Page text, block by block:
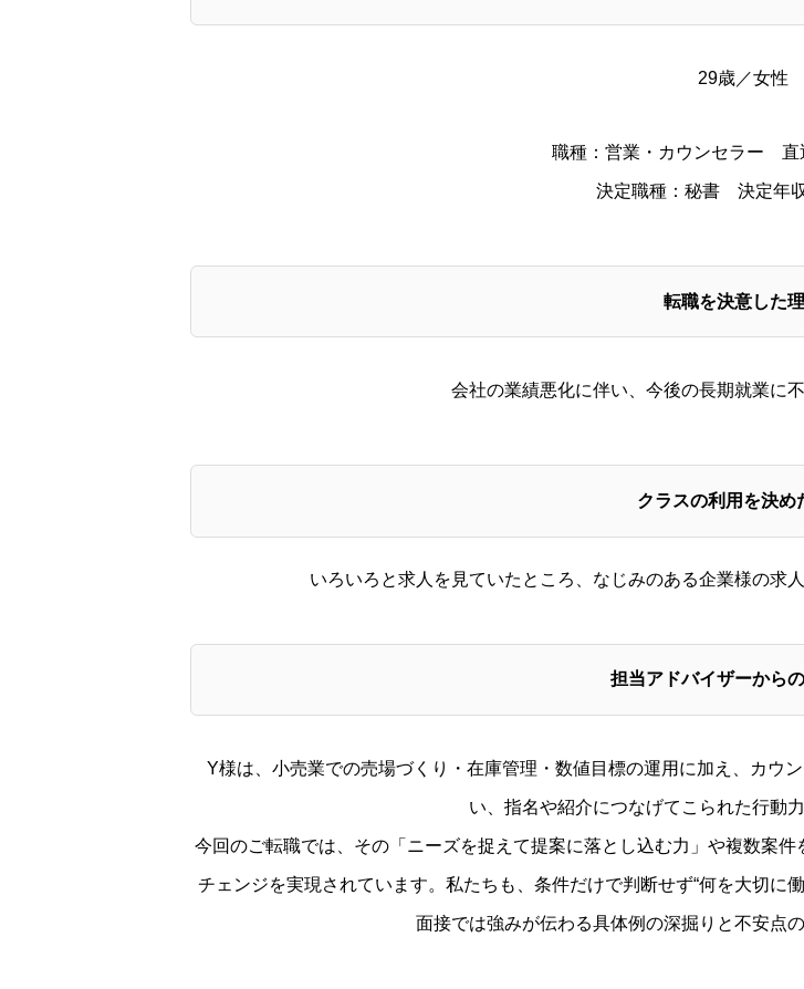
29歳／女性
職種：営業・カウンセラー 直
決定職種：秘書 決定年
転職を決意した
会社の業績悪化に伴い、今後の長期就業に
クラスの利用を決め
いろいろと求人を見ていたところ、なじみのある企業様の求
担当アドバイザーから
Y様は、小売業での売場づくり・在庫管理・数値目標の運用に加え、カウ
い、指名や紹介につなげてこられた行動
今回のご転職では、その「ニーズを捉えて提案に落とし込む力」や複数案
チェンジを実現されています。私たちも、条件だけで判断せず“何を大切に
面接では強みが伝わる具体例の深掘りと不安点